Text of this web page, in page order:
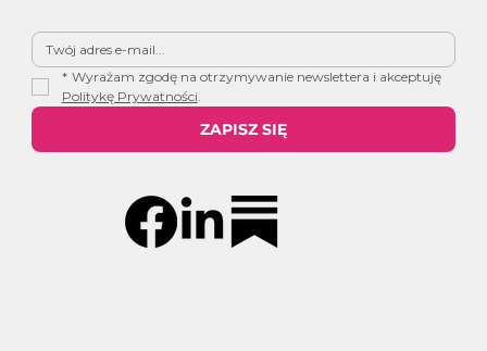
*
Wyrażam zgodę na otrzymywanie newslettera i akceptuję
Politykę Prywatności.
ZAPISZ SIĘ